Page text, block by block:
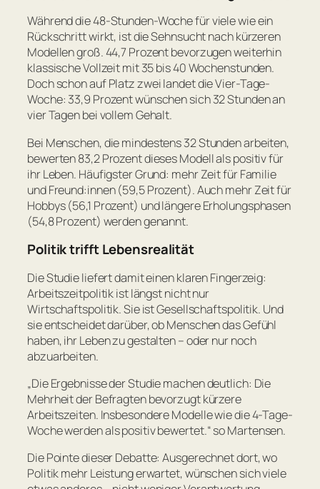
Während die 48-Stunden-Woche für viele wie ein
Rückschritt wirkt, ist die Sehnsucht nach kürzeren
Modellen groß. 44,7 Prozent bevorzugen weiterhin
klassische Vollzeit mit 35 bis 40 Wochenstunden.
Doch schon auf Platz zwei landet die Vier-Tage-
Woche: 33,9 Prozent wünschen sich 32 Stunden an
vier Tagen bei vollem Gehalt.
Bei Menschen, die mindestens 32 Stunden arbeiten,
bewerten 83,2 Prozent dieses Modell als positiv für
ihr Leben. Häufigster Grund: mehr Zeit für Familie
und Freund:innen (59,5 Prozent). Auch mehr Zeit für
Hobbys (56,1 Prozent) und längere Erholungsphasen
(54,8 Prozent) werden genannt.
Politik trifft Lebensrealität
Die Studie liefert damit einen klaren Fingerzeig:
Arbeitszeitpolitik ist längst nicht nur
Wirtschaftspolitik. Sie ist Gesellschaftspolitik. Und
sie entscheidet darüber, ob Menschen das Gefühl
haben, ihr Leben zu gestalten – oder nur noch
abzuarbeiten.
„Die Ergebnisse der Studie machen deutlich: Die
Mehrheit der Befragten bevorzugt kürzere
Arbeitszeiten. Insbesondere Modelle wie die 4-Tage-
Woche werden als positiv bewertet.“so Martensen.
Die Pointe dieser Debatte: Ausgerechnet dort, wo
Politik mehr Leistung erwartet, wünschen sich viele